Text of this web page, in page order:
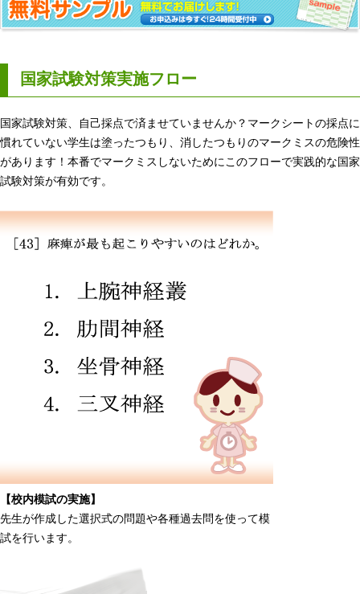
国家試験対策実施フロー
国家試験対策、自己採点で済ませていませんか？マークシートの採点に
慣れていない学生は塗ったつもり、消したつもりのマークミスの危険性
があります！本番でマークミスしないためにこのフローで実践的な国家
試験対策が有効です。
【校内模試の実施】
先生が作成した選択式の問題や各種過去問を使って模
試を行います。